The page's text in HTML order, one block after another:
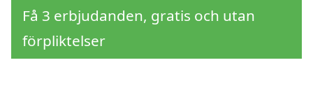
Få 3 erbjudanden, gratis och utan
förpliktelser